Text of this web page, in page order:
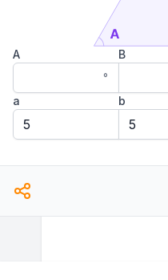
A
°
B
a
b